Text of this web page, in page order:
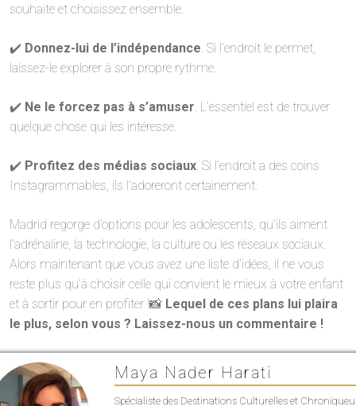
souhaite et choisissez ensemble.
✔️ Donnez-lui de l’indépendance. Si l’endroit le permet,
laissez-le explorer à son propre rythme.
✔️ Ne le forcez pas à s’amuser. L’essentiel est de trouver
quelque chose qui les intéresse.
✔️ Profitez des médias sociaux. Si l’endroit a des coins
Instagrammables, ils l’adoreront certainement.
Madrid regorge d’options pour les adolescents, qu’ils aiment
l’adrénaline, la technologie, la culture ou les réseaux sociaux.
Alors maintenant que vous avez une liste d’idées, il ne vous
reste plus qu’à choisir celle qui convient le mieux à votre enfant
et à sortir pour en profiter !📸 Lequel de ces plans lui plaira
le plus, selon vous ? Laissez-nous un commentaire !
Maya Nader Harati
Spécialiste des Destinations Culturelles et